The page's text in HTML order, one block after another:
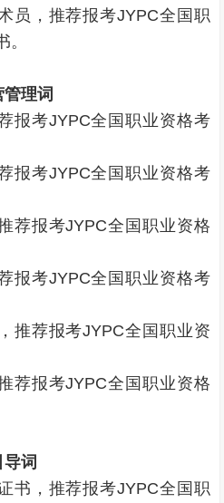
员，推荐报考JYPC全国职
理词
报考JYPC全国职业资格考
报考JYPC全国职业资格考
荐报考JYPC全国职业资格
报考JYPC全国职业资格考
推荐报考JYPC全国职业资
荐报考JYPC全国职业资格
词
书，推荐报考JYPC全国职